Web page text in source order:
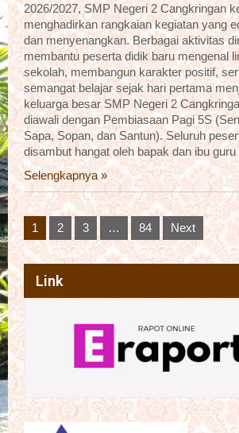
2026/2027, SMP Negeri 2 Cangkringan
menghadirkan rangkaian kegiatan yang
dan menyenangkan. Berbagai aktivitas
membantu peserta didik baru mengenal
sekolah, membangun karakter positif,
semangat belajar sejak hari pertama
keluarga besar SMP Negeri 2
diawali dengan Pembiasaan Pagi 5S
Sapa, Sopan, dan Santun). Seluruh
disambut hangat oleh bapak dan ibu
Selengkapnya »
Posts
pagination
1 2 3 … 84 Next
Link